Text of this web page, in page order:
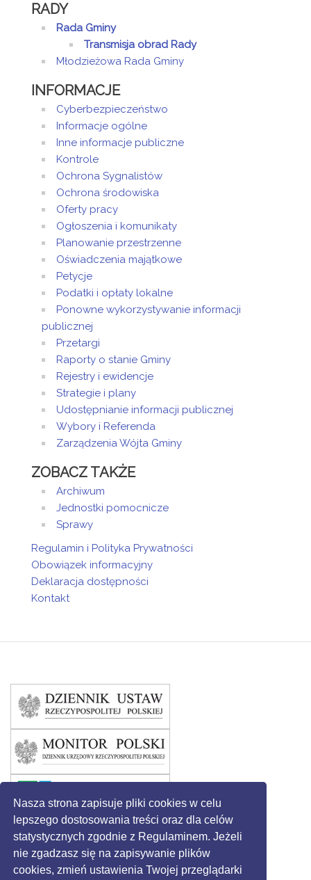
Nasza strona zapisuje pliki cookies w celu
lepszego dostosowania treści oraz dla celów
statystycznych zgodnie z Regulaminem. Jeżeli
nie zgadzasz się na zapisywanie plików
cookies, zmień ustawienia Twojej przeglądarki
RADY
Rada Gminy
Transmisja obrad Rady
Młodzieżowa Rada Gminy
INFORMACJE
Cyberbezpieczeństwo
Informacje ogólne
Inne informacje publiczne
Kontrole
Ochrona Sygnalistów
Ochrona środowiska
Oferty pracy
Ogłoszenia i komunikaty
Planowanie przestrzenne
Oświadczenia majątkowe
Petycje
Podatki i opłaty lokalne
Ponowne wykorzystywanie informacji
publicznej
Przetargi
Raporty o stanie Gminy
Rejestry i ewidencje
Strategie i plany
Udostępnianie informacji publicznej
Wybory i Referenda
Zarządzenia Wójta Gminy
ZOBACZ TAKŻE
Archiwum
Jednostki pomocnicze
Sprawy
Regulamin i Polityka Prywatności
Obowiązek informacyjny
Deklaracja dostępności
Kontakt